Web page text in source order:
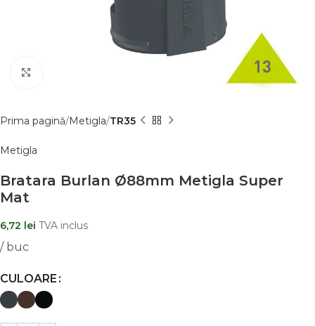
Prima pagină Metigla TR35
Metigla
Bratara Burlan Ø88mm Metigla Super
Mat
6,72 lei TVA inclus
/ buc
CULOARE